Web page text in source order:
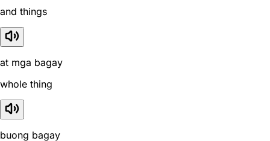
and things
at mga bagay
whole thing
buong bagay